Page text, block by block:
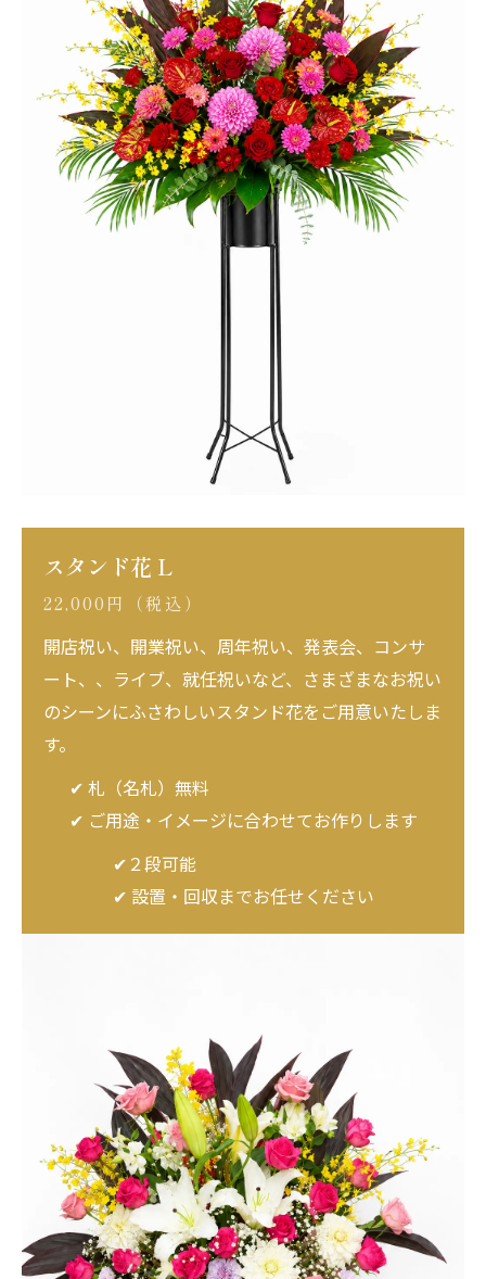
スタンド花 L
22,000円（税込）
開店祝い、開業祝い、周年祝い、発表会、コンサ
ート、、ライブ、就任祝いなど、さまざまなお祝い
のシーンにふさわしいスタンド花をご用意いたしま
す。
✔ 札（名札）無料
✔ ご用途・イメージに合わせてお作りします
✔２段可能
✔ 設置・回収までお任せください